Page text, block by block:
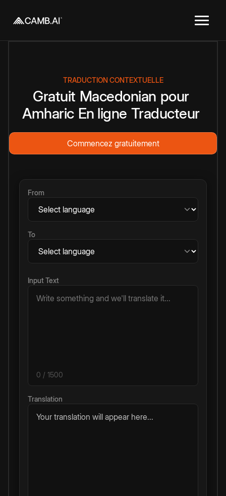
TRADUCTION CONTEXTUELLE
Gratuit Macedonian pour
Amharic En ligne Traducteur
Commencez gratuitement
From
To
Input Text
0 / 1500
Translation
Your translation will appear here...